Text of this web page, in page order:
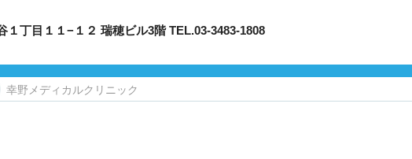
丁目１１−１２ 瑞穂ビル3階 TEL.03-3483-1808
幸野メディカルクリニック